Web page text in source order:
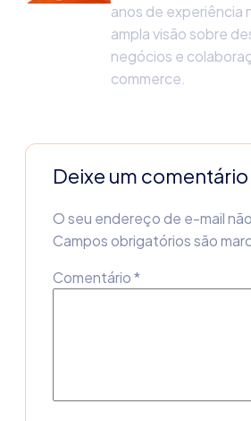
anos de experiência
ampla visão sobre
negócios e
commerce.
Deixe um comentário
O seu endereço de e-mail
Campos obrigatórios são
Comentário*